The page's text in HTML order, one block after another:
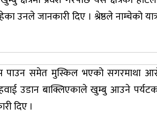
उनले जानकारी दिए । श्रेष्ठले नाम्चेको
पाउन समेत मुस्किल भएको सगरमाथा
उडान बाक्लिएकाले खुम्बु आउने
दिए ।